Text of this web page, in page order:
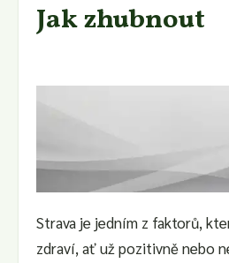
Jak zhubnout
Strava je jedním z faktorů,
zdraví, ať už pozitivně nebo